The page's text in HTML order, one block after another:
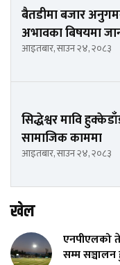
बैतडीमा बजार
अभावका बिषयमा
आइतबार, साउन २४, २०८३
सिद्धेश्वर मावि
सामाजिक काममा
आइतबार, साउन २४, २०८३
खेल
एनपीएलको
सम्म सञ्चालन